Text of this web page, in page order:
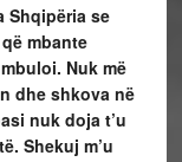
Shqipëria se
që mbante
Nuk më
dhe shkova në
nuk doja t’u
Shekuj m’u